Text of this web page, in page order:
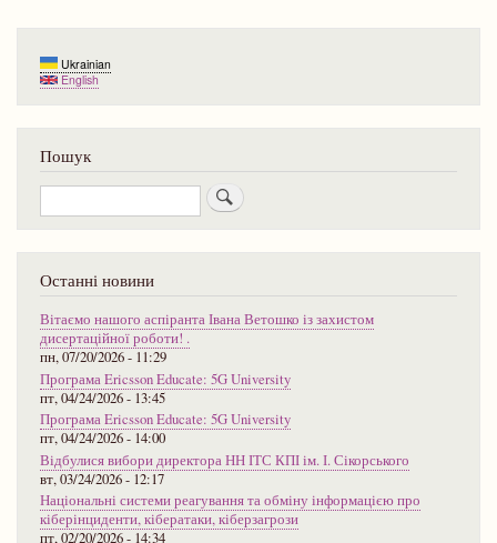
Ukrainian
English
Пошук
Пошук
Останні новини
Вітаємо нашого аспіранта Івана Ветошко із захистом
дисертаційної роботи! .
пн, 07/20/2026 - 11:29
Програма Ericsson Educate: 5G University
пт, 04/24/2026 - 13:45
Програма Ericsson Educate: 5G University
пт, 04/24/2026 - 14:00
Відбулися вибори директора НН ІТС КПІ ім. І. Сікорського
вт, 03/24/2026 - 12:17
Національні системи реагування та обміну інформацією про
кіберінциденти, кібератаки, кіберзагрози
пт, 02/20/2026 - 14:34